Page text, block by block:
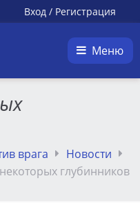
Вход / Регистрация
Меню
врага
Новости
глубинников